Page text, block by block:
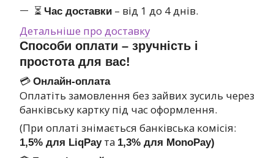
⏳ Час доставки – від 1 до 4 днів.
Детальніше про доставку
Способи оплати – зручність і
простота для вас!
💳 Онлайн-оплата
Оплатіть замовлення без зайвих зусиль через
банківську картку під час оформлення.
(При оплаті знімається банківська комісія:
1,5% для LiqPayта 1,3% для MonoPay)